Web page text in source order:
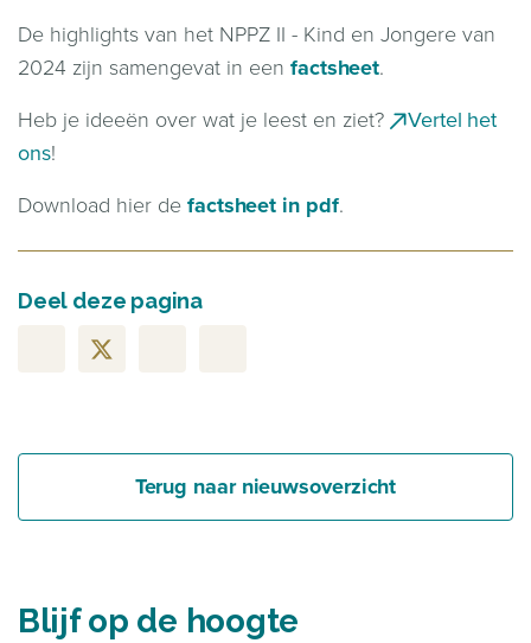
De highlights van het NPPZ II - Kind en Jongere van
2024 zijn samengevat in een factsheet.
Heb je ideeën over wat je leest en ziet?
Vertel het
ons!
Download hier defactsheet in pdf.
Deel deze pagina
Terug naar nieuwsoverzicht
Blijf op de hoogte